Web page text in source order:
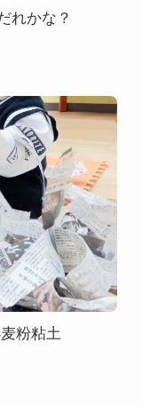
れかな？
粉粘土